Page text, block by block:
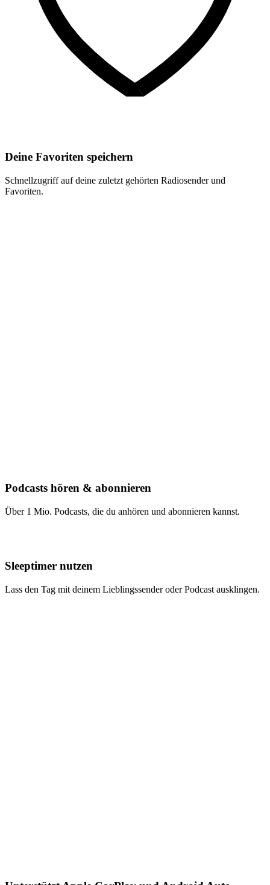
Deine Favoriten speichern
Schnellzugriff auf deine zuletzt gehörten Radiosender und
Favoriten.
Podcasts hören & abonnieren
Über 1 Mio. Podcasts, die du anhören und abonnieren kannst.
Sleeptimer nutzen
Lass den Tag mit deinem Lieblingssender oder Podcast ausklingen.